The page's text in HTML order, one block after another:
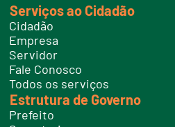
t
e
l
f
o
e
s
Serviços ao Cidadão
Cidadão
Empresa
Servidor
Fale Conosco
Todos os serviços
Estrutura de Governo
Prefeito